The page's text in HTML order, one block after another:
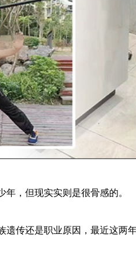
，但现实实则是很骨感的。
遗传还是职业原因，最近这两